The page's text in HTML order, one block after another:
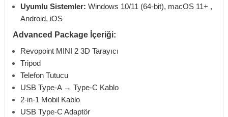
Uyumlu Sistemler: Windows 10/11 (64-bit), macOS 11+ ,
Android, iOS
Advanced Package İçeriği:
Revopoint MINI 2 3D Tarayıcı
Tripod
Telefon Tutucu
USB Type-A → Type-C Kablo
2-in-1 Mobil Kablo
USB Type-C Adaptör